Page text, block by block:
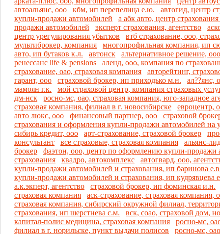
автоальянс, ооо
кбм, ип перепелица е.ю.
автогид, центр
купли-продажи автомобилей
а абк авто, центр
продажи автомобилей
эксперт страхования, агентство
центр урегулирования убытков
втб страхование, ооо,
мультиброкер, компания
многопрофильная компания, ип
авто, ип бутаков к.л.
автонск
альтернативное решение, ооо
ренессанс life & pensions
аленд, ооо, компания по
страхование, оао, страховая компания
авторейтинг,
гарант, ооо
страховой брокер, ип приходько м.н.
ал??янс,
мамоян г.к.
мой страховой центр, компания страховых
дм-нск
росно-мс, оао, страховая компания, юго-западное
страховая компания, филиал в г. новосибирске
евроцентр,
авто люкс, ооо
финансовый партнер, ооо
страховой
страхования и оформления купли-продажи автомобилей на
сибирь кредит, ооо
арт-страхование, страховой брокер
консультант
все страховые, страховая компания
альянс-
брокер
фаэтон, ооо, центр по оформлению купли-продажи
страхования
квадро, автокомплекс
автогвард, ооо,
купли-продажи автомобилей и страхования, ип баринова
купли-продажи автомобилей и страхования, ип кудрявцева
а.к.экперт, агентство
страховой брокер, ип фоминская и.н.
страховая компания
аск-страхование, страховая компания,
страховая компания, сибирский окружной филиал,
страхования, ип шерстнева с.м.
вск, соао, страховой дом,
капитал-полис медицина, страховая компания
росно-мс,
филиал в г. норильске, пункт выдачи полисов
росно-мс,